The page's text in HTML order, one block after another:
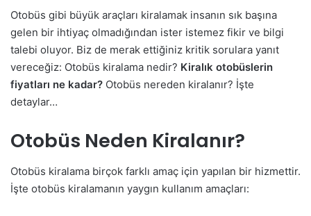
Otobüs gibi büyük araçları kiralamak insanın sık başına
gelen bir ihtiyaç olmadığından ister istemez fikir ve bilgi
talebi oluyor. Biz de merak ettiğiniz kritik sorulara yanıt
vereceğiz: Otobüs kiralama nedir? Kiralık otobüslerin
fiyatları ne kadar? Otobüs nereden kiralanır? İşte
detaylar…
Otobüs Neden Kiralanır?
Otobüs kiralama birçok farklı amaç için yapılan bir hizmettir.
İşte otobüs kiralamanın yaygın kullanım amaçları: